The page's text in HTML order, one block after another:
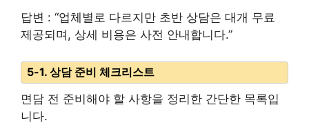
답변 : “업체별로 다르지만 초반 상담은 대개 무료
제공되며, 상세 비용은 사전 안내합니다.”
5-1. 상담 준비 체크리스트
면담 전 준비해야 할 사항을 정리한 간단한 목록입
니다.